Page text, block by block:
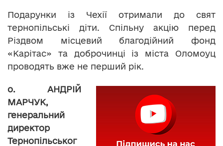
Подарунки із Чехії отримали до свят
тернопільські діти. Спільну акцію перед
Різдвом місцевий благодійний фонд
«Карітас» та доброчинці із міста Оломоуц
проводять вже не перший рік.
о. АНДРІЙ
МАРЧУК,
генеральний
директор
Тернопільськог